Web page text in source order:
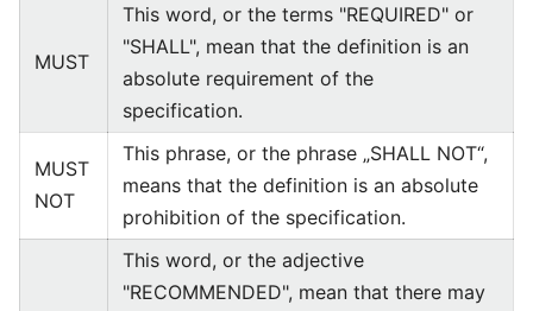
MUST
This word, or the terms "REQUIRED" or
"SHALL", mean that the definition is an
absolute requirement of the
specification.
MUST
NOT
This phrase, or the phrase „SHALL NOT“,
means that the definition is an absolute
prohibition of the specification.
This word, or the adjective
"RECOMMENDED", mean that there may